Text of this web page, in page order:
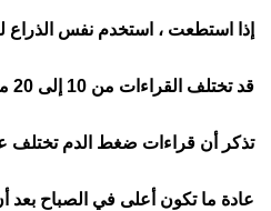
إذا استطعت ، استخدم نفس الذراع
قد تختلف القراءات من 10 إلى 20 ملم زئبق بين الذراعين
تذكر أن قراءات ضغط الدم تختلف
عادة ما تكون أعلى في الصباح بعد